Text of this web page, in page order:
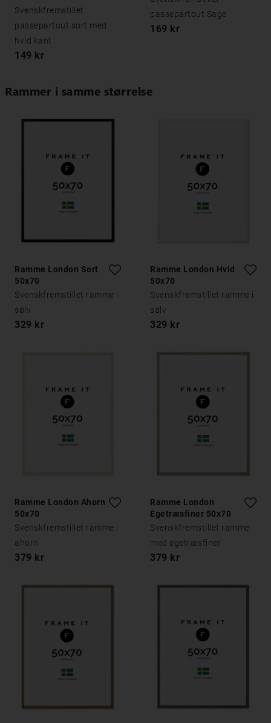
Svenskfremstillet
passepartout sort med
hvid kant
149 kr
passepartout Sage
169 kr
Rammer i samme størrelse
Ramme London Sort
50x70
Svenskfremstillet ramme i
sølv
329 kr
Ramme London Hvid
50x70
Svenskfremstillet ramme i
sølv
329 kr
Ramme London Ahorn
50x70
Svenskfremstillet ramme i
ahorn
379 kr
Ramme London
Egetræsfiner 50x70
Svenskfremstillet ramme
med egetræsfiner
379 kr